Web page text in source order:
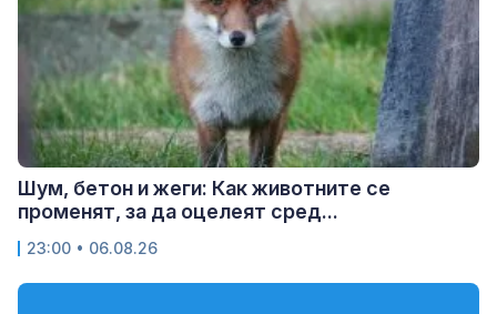
Шум, бетон и жеги: Как животните се
променят, за да оцелеят сред...
23:00 • 06.08.26